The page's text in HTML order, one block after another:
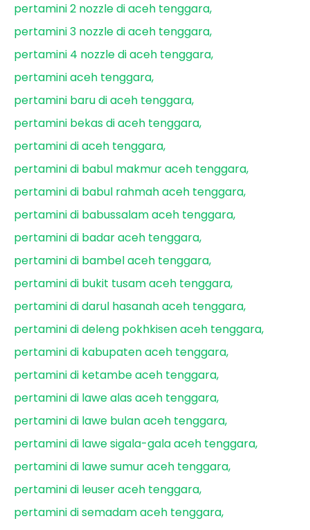
pertamini 2 nozzle di aceh tenggara
pertamini 3 nozzle di aceh tenggara
pertamini 4 nozzle di aceh tenggara
pertamini aceh tenggara
pertamini baru di aceh tenggara
pertamini bekas di aceh tenggara
pertamini di aceh tenggara
pertamini di babul makmur aceh tenggara
pertamini di babul rahmah aceh tenggara
pertamini di babussalam aceh tenggara
pertamini di badar aceh tenggara
pertamini di bambel aceh tenggara
pertamini di bukit tusam aceh tenggara
pertamini di darul hasanah aceh tenggara
pertamini di deleng pokhkisen aceh tenggara
pertamini di kabupaten aceh tenggara
pertamini di ketambe aceh tenggara
pertamini di lawe alas aceh tenggara
pertamini di lawe bulan aceh tenggara
pertamini di lawe sigala-gala aceh tenggara
pertamini di lawe sumur aceh tenggara
pertamini di leuser aceh tenggara
pertamini di semadam aceh tenggara